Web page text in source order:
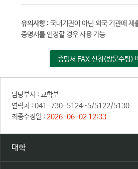
유의사항 :국내기관이 아닌 외국 기관에 제
증명서를 인정할 경우 사용 가능
증명서 FAX 신청(방문수령)
담당부서 : 교학부
연락처 : 041-730-5124~5/5122/5130
최종수정일 : 2026-06-02 12:33
대학